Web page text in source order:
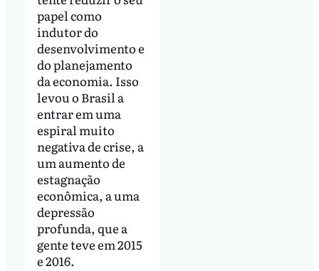
papel como
indutor do
desenvolvimento e
do planejamento
da economia. Isso
levou o Brasil a
entrar em uma
espiral muito
negativa de crise, a
um aumento de
estagnação
econômica, a uma
depressão
profunda, que a
gente teve em 2015
e 2016.